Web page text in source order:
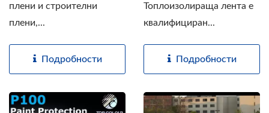
плени и строителни
плени,...
Подробности
Топлоизолираща лента е
квалифициран...
Подробности